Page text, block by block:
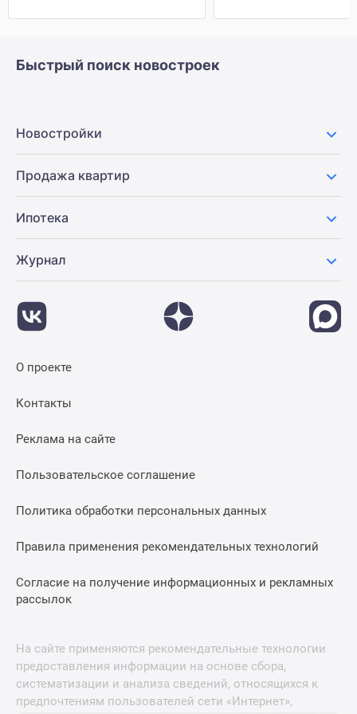
Быстрый поиск новостроек
Новостройки
Продажа квартир
Ипотека
Журнал
О проекте
Контакты
Реклама на сайте
Пользовательское соглашение
Политика обработки персональных данных
Правила применения рекомендательных технологий
Согласие на получение информационных и рекламных
рассылок
На сайте применяются рекомендательные технологии
предоставления информации на основе сбора,
систематизации и анализа сведений, относящихся к
предпочтениям пользователей сети «Интернет»,